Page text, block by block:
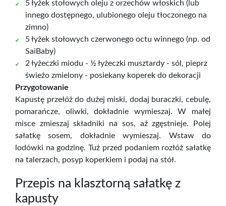
5 łyżek stołowych oleju z orzechów włoskich (lub
innego dostępnego, ulubionego oleju tłoczonego na
zimno)
5 łyżek stołowych czerwonego octu winnego (np. od
SaiBaby)
2 łyżeczki miodu - ½ łyżeczki musztardy - sól, pieprz
świeżo zmielony - posiekany koperek do dekoracji
Przygotowanie
Kapustę przełóż do dużej miski, dodaj buraczki, cebulę,
pomarańcze, oliwki, dokładnie wymieszaj. W małej
misce zmieszaj składniki na sos, aż zgęstnieje. Polej
sałatkę sosem, dokładnie wymieszaj. Wstaw do
lodówki na godzinę. Tuż przed podaniem rozłóż sałatkę
na talerzach, posyp koperkiem i podaj na stół.
Przepis na klasztorną sałatkę z
kapusty